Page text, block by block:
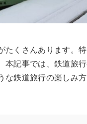
たくさんあります。
本記事では、鉄道旅
な鉄道旅行の楽しみ